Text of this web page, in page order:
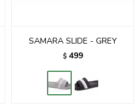
SAMARA SLIDE - GREY
$ 499